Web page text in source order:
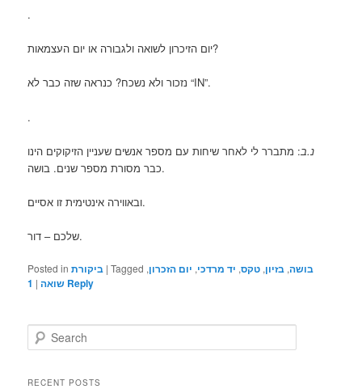
.
יום הזיכרון לשואה ולגבורה או יום העצמאות?
נזכור ולא נשכח? כנראה שזה כבר לא “IN”.
.
נ.ב: מתברר לי לאחר שיחות עם מספר אנשים שעניין הזיקוקים הינו
כבר מסורת מספר שנים. בושה.
ובאווירה אינטימית זו אסיים.
שלכם – דור.
Posted in ביקורת |Tagged בושה, בזיון, טקס, יד מרדכי, יום הזכרון,
שואה |
1 Reply
e
rRECENT POSTS